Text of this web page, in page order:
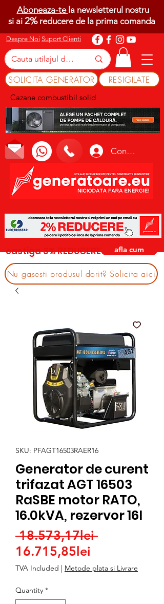
Despre Noi Suport Clienti
SOLICITA GENERATOR RESIGILATE
Cazane combustibil solid
Conectează-te
Aboneaza-te la newsletterul nostru
si ai 2%reducere de la prima comanda
castiga 3% REDUCERE afla cum
Nu gasesti produsul dorit? Solicita aici
SKU: PFAGT16503RAER16
Generator de curent
trifazat AGT 16503
RaSBE motor RATO,
16.0kVA, rezervor 16l
18.573,17lei Regular
16.715,85lei
Price
TVA Included | Metode plata si Livrare
Quantity *